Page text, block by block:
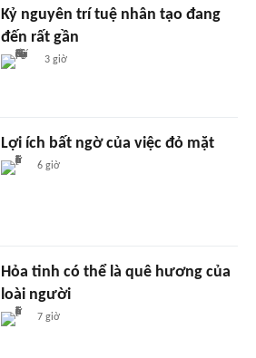
Kỷ nguyên trí tuệ nhân tạo đang
đến rất gần
3 giờ
Lợi ích bất ngờ của việc đỏ mặt
6 giờ
Hỏa tinh có thể là quê hương của
loài người
7 giờ